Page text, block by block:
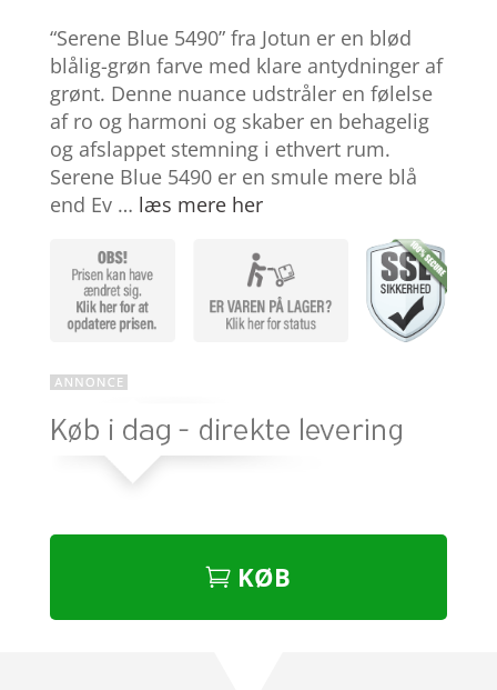
ud af 5
baseret på
kundebedø
mmelser
“Serene Blue 5490” fra Jotun er en blød
blålig-grøn farve med klare antydninger af
grønt. Denne nuance udstråler en følelse
af ro og harmoni og skaber en behagelig
og afslappet stemning i ethvert rum.
Serene Blue 5490 er en smule mere blå
end Ev … læs mere her
KØB